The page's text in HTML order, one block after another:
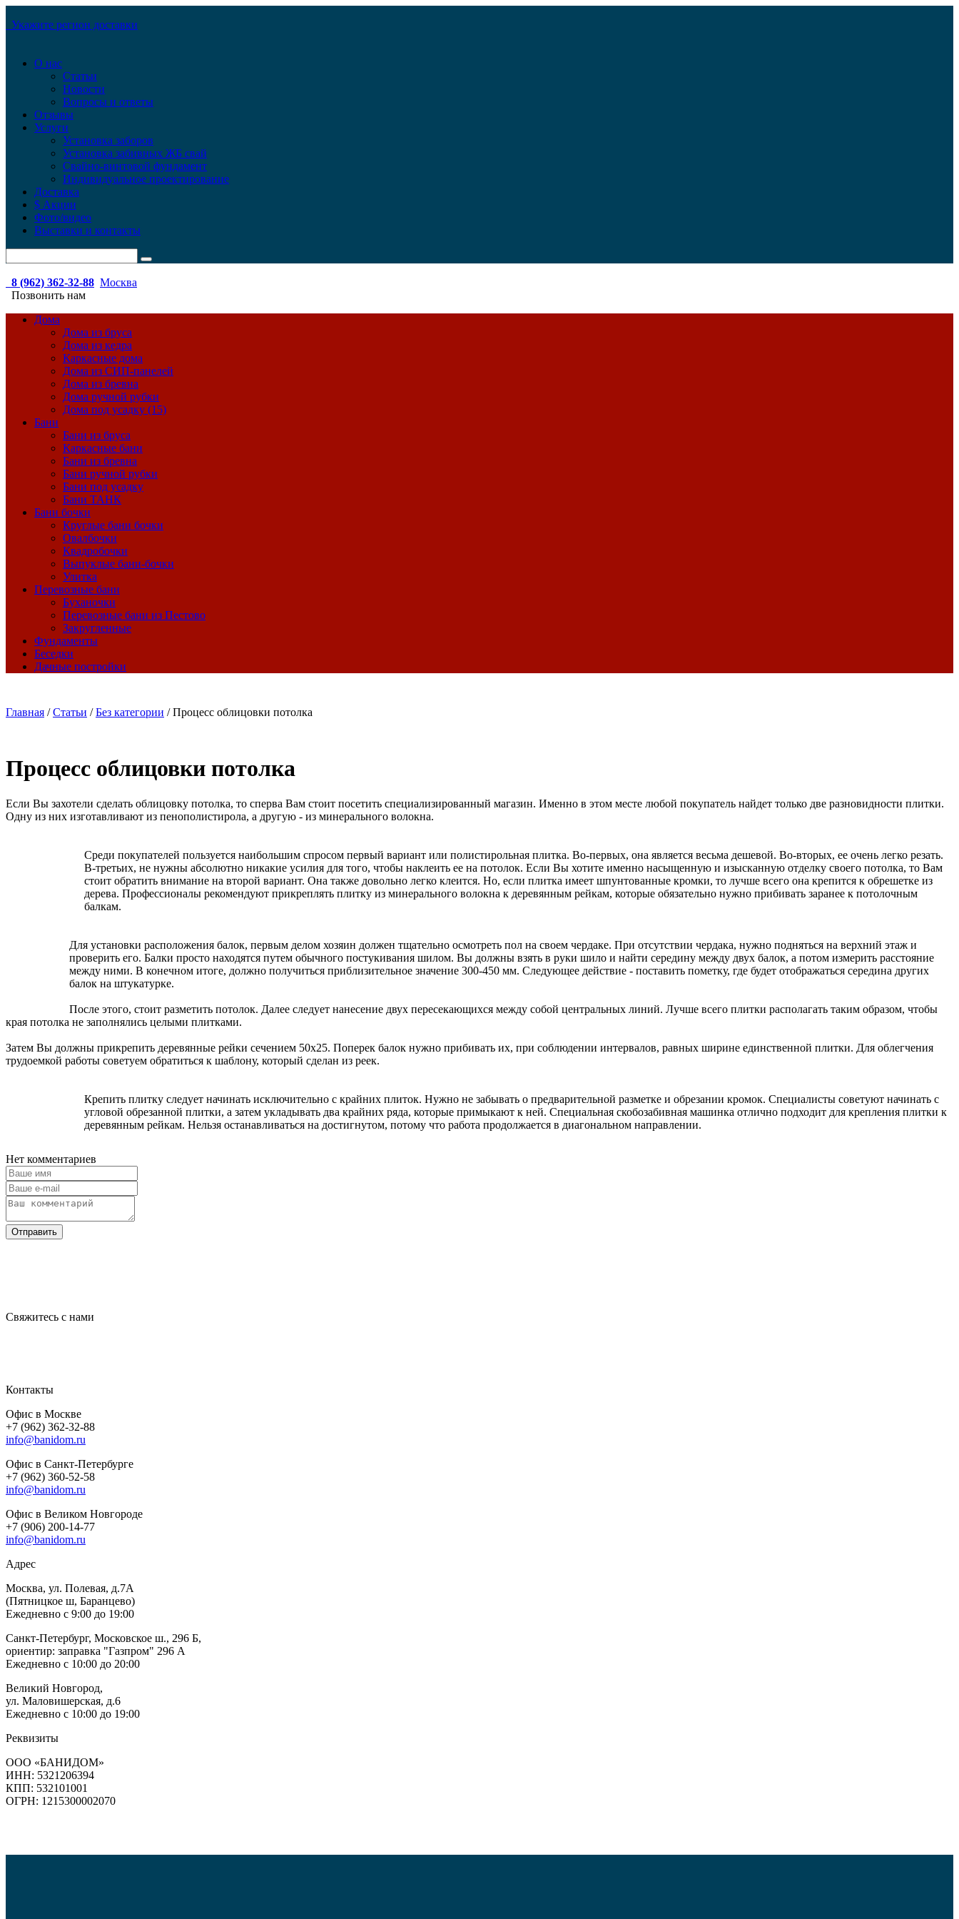
Укажите регион доставки
О нас
Статьи
Новости
Вопросы и ответы
Отзывы
Услуги
Установка заборов
Установка забивных ЖБ свай
Свайно-винтовой фундамент
Индивидуальное проектирование
Доставка
$ Акции
Фото/видео
Выставки и контакты
8 (962) 362-32-88 Москва
Позвонить нам
Дома
Дома из бруса
Дома из кедра
Каркасные дома
Дома из СИП-панелей
Дома из бревна
Дома ручной рубки
Дома под усадку (15)
Бани
Бани из бруса
Каркасные бани
Бани из бревна
Бани ручной рубки
Бани под усадку
Бани ТАНК
Бани бочки
Круглые бани бочки
Овалбочки
Квадробочки
Выпуклые бани-бочки
Улитка
Перевозные бани
Буханочки
Перевозные бани из Пестово
Закругленные
Фундаменты
Беседки
Дачные постройки
Главная /Статьи /Без категории /Процесс облицовки потолка
Процесс облицовки потолка
Если Вы захотели сделать облицовку потолка, то сперва Вам стоит посетить специализированный магазин. Именно в этом месте любой покупатель найдет только две разновидности плитки.
Одну из них изготавливают из пенополистирола, а другую - из минерального волокна.
Среди покупателей пользуется наибольшим спросом первый вариант или полистирольная плитка. Во-первых, она является весьма дешевой. Во-вторых, ее очень легко резать.
В-третьих, не нужны абсолютно никакие усилия для того, чтобы наклеить ее на потолок. Если Вы хотите именно насыщенную и изысканную отделку своего потолка, то Вам
стоит обратить внимание на второй вариант. Она также довольно легко клеится. Но, если плитка имеет шпунтованные кромки, то лучше всего она крепится к обрешетке из
дерева. Профессионалы рекомендуют прикреплять плитку из минерального волокна к деревянным рейкам, которые обязательно нужно прибивать заранее к потолочным
балкам.
Для установки расположения балок, первым делом хозяин должен тщательно осмотреть пол на своем чердаке. При отсутствии чердака, нужно подняться на верхний этаж и
проверить его. Балки просто находятся путем обычного постукивания шилом. Вы должны взять в руки шило и найти середину между двух балок, а потом измерить расстояние
между ними. В конечном итоге, должно получиться приблизительное значение 300-450 мм. Следующее действие - поставить пометку, где будет отображаться середина других
балок на штукатурке.
После этого, стоит разметить потолок. Далее следует нанесение двух пересекающихся между собой центральных линий. Лучше всего плитки располагать таким образом, чтобы
края потолка не заполнялись целыми плитками.
Затем Вы должны прикрепить деревянные рейки сечением 50х25. Поперек балок нужно прибивать их, при соблюдении интервалов, равных ширине единственной плитки. Для облегчения
трудоемкой работы советуем обратиться к шаблону, который сделан из реек.
Крепить плитку следует начинать исключительно с крайних плиток. Нужно не забывать о предварительной разметке и обрезании кромок. Специалисты советуют начинать с
угловой обрезанной плитки, а затем укладывать два крайних ряда, которые примыкают к ней. Специальная скобозабивная машинка отлично подходит для крепления плитки к
деревянным рейкам. Нельзя останавливаться на достигнутом, потому что работа продолжается в диагональном направлении.
Нет комментариев
Отправить
Свяжитесь с нами
Контакты
Офис в Москве
+7 (962) 362-32-88
info@banidom.ru
Офис в Санкт-Петербурге
+7 (962) 360-52-58
info@banidom.ru
Офис в Великом Новгороде
+7 (906) 200-14-77
info@banidom.ru
Адрес
Москва, ул. Полевая, д.7А
(Пятницкое ш, Баранцево)
Ежедневно с 9:00 до 19:00
Санкт-Петербург, Московское ш., 296 Б,
ориентир: заправка "Газпром" 296 А
Ежедневно с 10:00 до 20:00
Великий Новгород,
ул. Маловишерская, д.6
Ежедневно с 10:00 до 19:00
Реквизиты
ООО «БАНИДОМ»
ИНН: 5321206394
КПП: 532101001
ОГРН: 1215300002070